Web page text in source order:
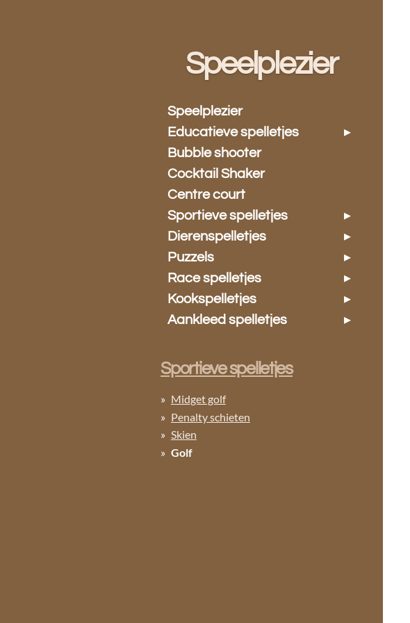
Speelplezier
Speelplezier
Educatieve spelletjes
Bubble shooter
Cocktail Shaker
Centre court
Sportieve spelletjes
Dierenspelletjes
Puzzels
Race spelletjes
Kookspelletjes
Aankleed spelletjes
Sportieve spelletjes
Midget golf
Penalty schieten
Skien
Golf